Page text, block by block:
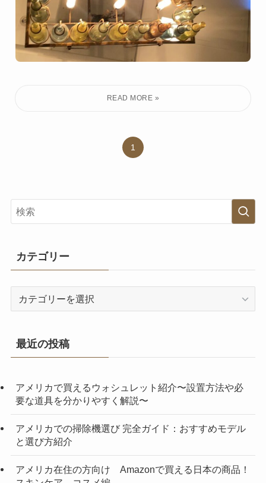
1
カテゴリー
リ
最近の投稿
アメリカで買えるウォシュレット紹介〜設置方法や必
要な道具を分かりやすく解説〜
アメリカでの掃除機選び 完全ガイド：おすすめモデル
と選び方紹介
アメリカ在住の方向け Amazonで買える日本の商品！